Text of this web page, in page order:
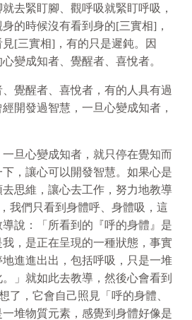
去緊盯腳、觀呼吸就緊盯呼吸，
的時候沒有看到身的[三實相]，
[三實相]，有的只是遲鈍。因
變成知者、覺醒者、喜悅者。
覺醒者、喜悅者，有的人具有過
開發過智慧，一旦心變成知者，
旦心變成知者，就只停在覺知而
，讓心可以開發智慧。如果心是
思維，讓心去工作，努力地教導
我們只看到身體呼、身體吸，這
說：「所看到的『呼的身體』是
，是正在呈現的一種狀態，事實
進進出出，包括呼吸，只是一堆
」就如此去教導，然後心會看到
了，它會自己照見「呼的身體、
堆物質元素，感覺到身體好像是